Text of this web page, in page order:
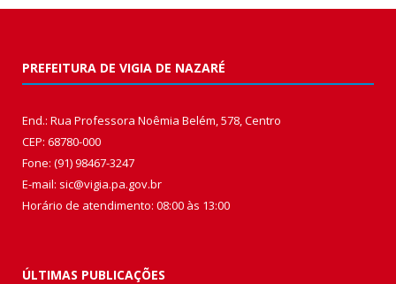
PREFEITURA DE VIGIA DE NAZARÉ
End.: Rua Professora Noêmia Belém, 578, Centro
CEP: 68780-000
Fone: (91) 98467-3247
E-mail: sic@vigia.pa.gov.br
Horário de atendimento: 08:00 às 13:00
ÚLTIMAS PUBLICAÇÕES